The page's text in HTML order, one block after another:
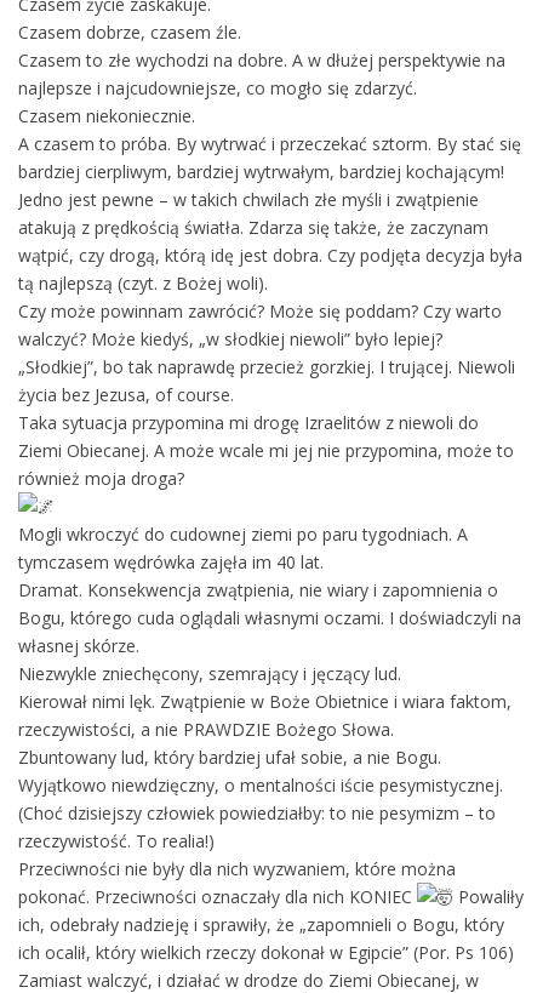
Czasem dobrze, czasem źle.
Czasem to złe wychodzi na dobre. A w dłużej perspektywie na
najlepsze i najcudowniejsze, co mogło się zdarzyć.
Czasem niekoniecznie.
A czasem to próba. By wytrwać i przeczekać sztorm. By stać się
bardziej cierpliwym, bardziej wytrwałym, bardziej kochającym!
Jedno jest pewne – w takich chwilach złe myśli i zwątpienie
atakują z prędkością światła. Zdarza się także, że zaczynam
wątpić, czy drogą, którą idę jest dobra. Czy podjęta decyzja była
tą najlepszą (czyt. z Bożej woli).
Czy może powinnam zawrócić? Może się poddam? Czy warto
walczyć? Może kiedyś, „w słodkiej niewoli” było lepiej?
„Słodkiej”, bo tak naprawdę przecież gorzkiej. I trującej. Niewoli
życia bez Jezusa, of course.
Taka sytuacja przypomina mi drogę Izraelitów z niewoli do
Ziemi Obiecanej. A może wcale mi jej nie przypomina, może to
również moja droga?
Mogli wkroczyć do cudownej ziemi po paru tygodniach. A
tymczasem wędrówka zajęła im 40 lat.
Dramat. Konsekwencja zwątpienia, nie wiary i zapomnienia o
Bogu, którego cuda oglądali własnymi oczami. I doświadczyli na
własnej skórze.
Niezwykle zniechęcony, szemrający i jęczący lud.
Kierował nimi lęk. Zwątpienie w Boże Obietnice i wiara faktom,
rzeczywistości, a nie PRAWDZIE Bożego Słowa.
Zbuntowany lud, który bardziej ufał sobie, a nie Bogu.
Wyjątkowo niewdzięczny, o mentalności iście pesymistycznej.
(Choć dzisiejszy człowiek powiedziałby: to nie pesymizm – to
rzeczywistość. To realia!)
Przeciwności nie były dla nich wyzwaniem, które można
pokonać. Przeciwności oznaczały dla nich KONIEC
Powaliły
ich, odebrały nadzieję i sprawiły, że „zapomnieli o Bogu, który
ich ocalił, który wielkich rzeczy dokonał w Egipcie” (Por. Ps 106)
Zamiast walczyć, i działać w drodze do Ziemi Obiecanej, w